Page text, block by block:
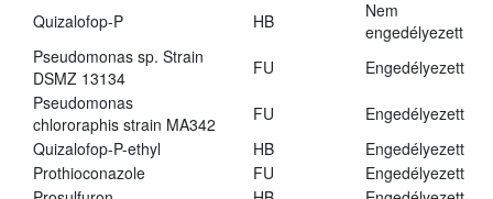
Quizalofop-P
HB
Nem
engedélyezett
Pseudomonas sp. Strain
DSMZ 13134
FU
Engedélyezett
Pseudomonas
chlororaphis strain MA342
FU
Engedélyezett
Quizalofop-P-ethyl
HB
Engedélyezett
Prothioconazole
FU
Engedélyezett